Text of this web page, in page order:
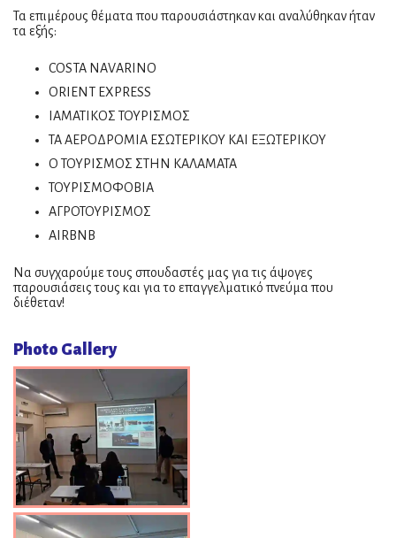
Τα επιμέρους θέματα που παρουσιάστηκαν και αναλύθηκαν ήταν
τα εξής:
COSTA NAVARINO
ORIENT EXPRESS
ΙΑΜΑΤΙΚΟΣ ΤΟΥΡΙΣΜΟΣ
ΤΑ ΑΕΡΟΔΡΟΜΙΑ ΕΣΩΤΕΡΙΚΟΥ ΚΑΙ ΕΞΩΤΕΡΙΚΟΥ
Ο ΤΟΥΡΙΣΜΟΣ ΣΤΗΝ ΚΑΛΑΜΑΤΑ
ΤΟΥΡΙΣΜΟΦΟΒΙΑ
ΑΓΡΟΤΟΥΡΙΣΜΟΣ
AIRBNB
Να συγχαρούμε τους σπουδαστές μας για τις άψογες
παρουσιάσεις τους και για το επαγγελματικό πνεύμα που
διέθεταν!
Photo Gallery